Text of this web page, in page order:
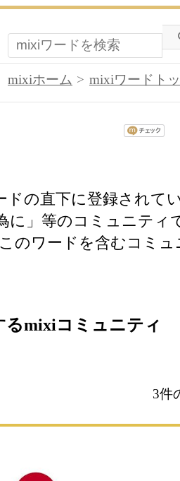
mixiホーム
mixiワードト
ドの直下に登録されて
に」等のコミュニティ
のワードを含むコミュ
るmixiコミュニティ
3件